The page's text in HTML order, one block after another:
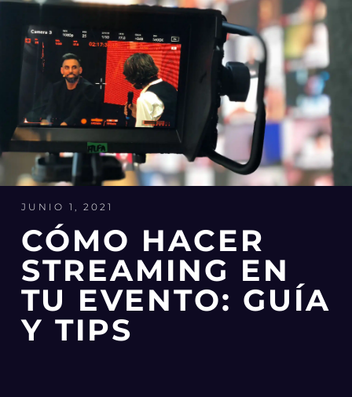
JUNIO 1, 2021
CÓMO HACER
STREAMING EN
TU EVENTO: GUÍA
Y TIPS